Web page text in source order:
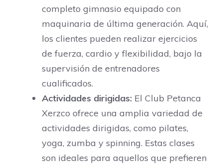
completo gimnasio equipado con
maquinaria de última generación. Aquí,
los clientes pueden realizar ejercicios
de fuerza, cardio y flexibilidad, bajo la
supervisión de entrenadores
cualificados.
Actividades dirigidas: El Club Petanca
Xerzco ofrece una amplia variedad de
actividades dirigidas, como pilates,
yoga, zumba y spinning. Estas clases
son ideales para aquellos que prefieren